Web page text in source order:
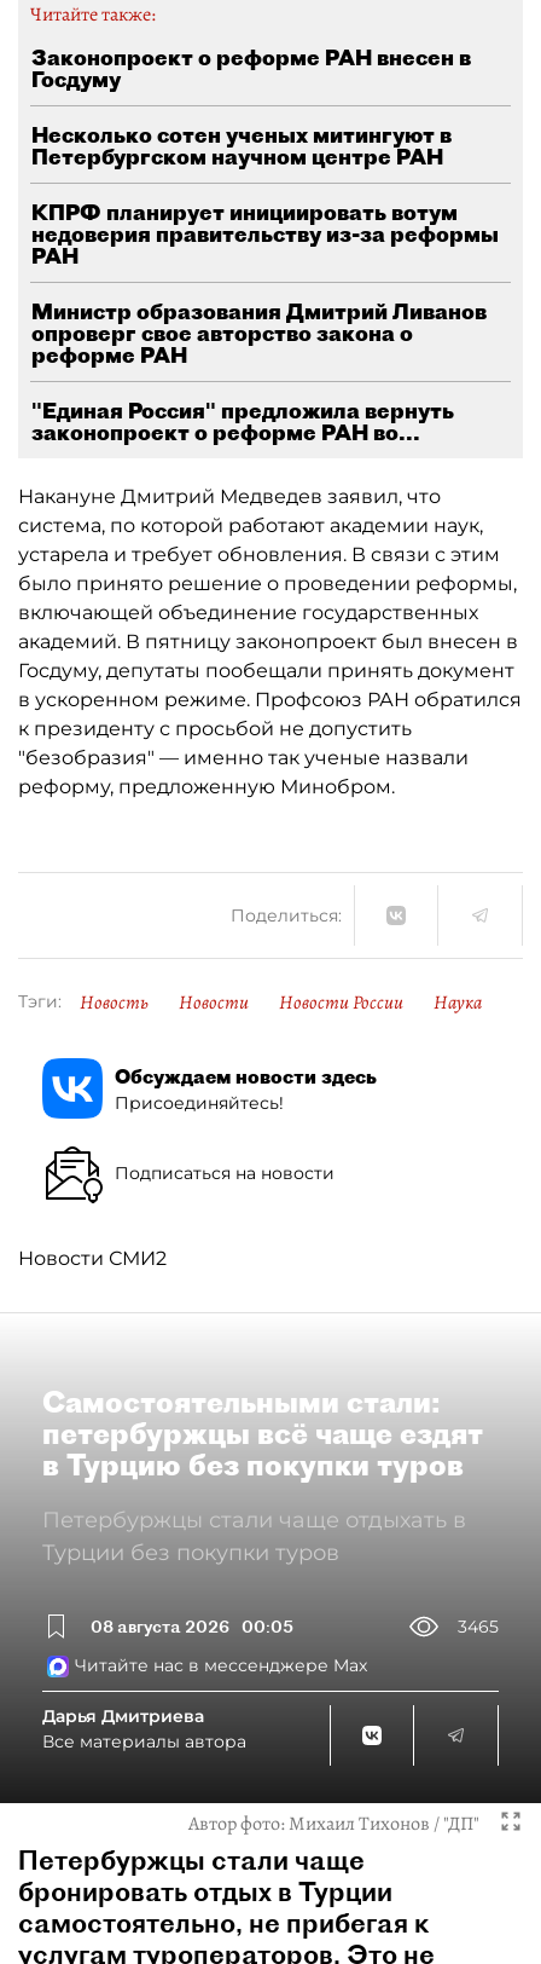
Читайте также:
Законопроект о реформе РАН внесен в
Госдуму
Несколько сотен ученых митингуют в
Петербургском научном центре РАН
КПРФ планирует инициировать вотум
недоверия правительству из-за реформы
РАН
Министр образования Дмитрий Ливанов
опроверг свое авторство закона о
реформе РАН
"Единая Россия" предложила вернуть
законопроект о реформе РАН во...
Накануне Дмитрий Медведев заявил, что
система, по которой работают академии наук,
устарела и требует обновления. В связи с этим
было принято решение о проведении реформы,
включающей объединение государственных
академий. В пятницу законопроект был внесен в
Госдуму, депутаты пообещали принять документ
в ускоренном режиме. Профсоюз РАН обратился
к президенту с просьбой не допустить
"безобразия" — именно так ученые назвали
реформу, предложенную Минобром.
Поделиться:
Тэги: Новость Новости Новости России Наука
Обсуждаем новости здесь
Присоединяйтесь!
Подписаться на новости
Новости СМИ2
Самостоятельными стали:
петербуржцы всё чаще ездят
в Турцию без покупки туров
Петербуржцы стали чаще отдыхать в
Турции без покупки туров
08 августа 2026 00:05
3465
Читайте нас в мессенджере Max
Дарья Дмитриева
Все материалы автора
Автор фото:Михаил Тихонов / "ДП"
Петербуржцы стали чаще
бронировать отдых в Турции
самостоятельно, не прибегая к
услугам туроператоров. Это не